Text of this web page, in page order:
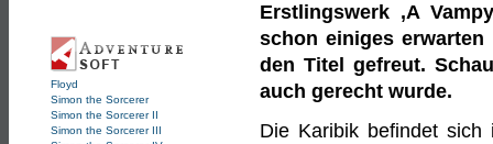
Floyd
Simon the Sorcerer
Simon the Sorcerer II
Simon the Sorcerer III
Erstlingswerk ‚A
schon einiges
den Titel gefreut.
auch gerecht wurde.
Die Karibik befindet sich